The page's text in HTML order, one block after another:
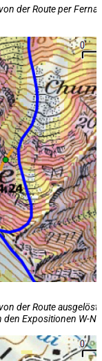
der Route per
der Route ausgelöst
Expositionen W-N-